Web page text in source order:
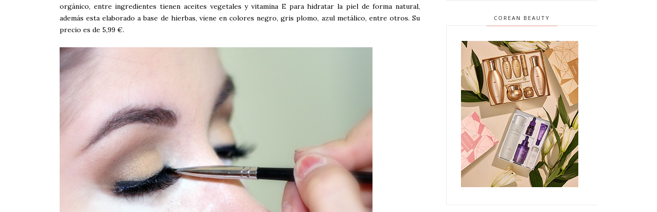
orgánico, entre ingredientes tienen aceites vegetales y vitamina E para hidratar la piel de forma natural,
además esta elaborado a base de hierbas, viene en colores negro, gris plomo, azul metálico, entre otros. Su
precio es de 5,99 €.
COREAN BEAUTY